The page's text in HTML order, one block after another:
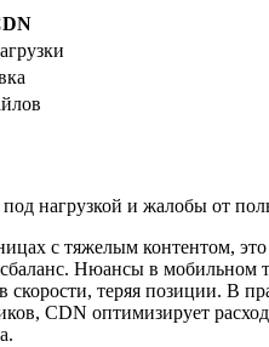
нагрузкой и жалобы от
с тяжелым контентом,
Нюансы в мобильном
теряя позиции. В
CDN оптимизирует